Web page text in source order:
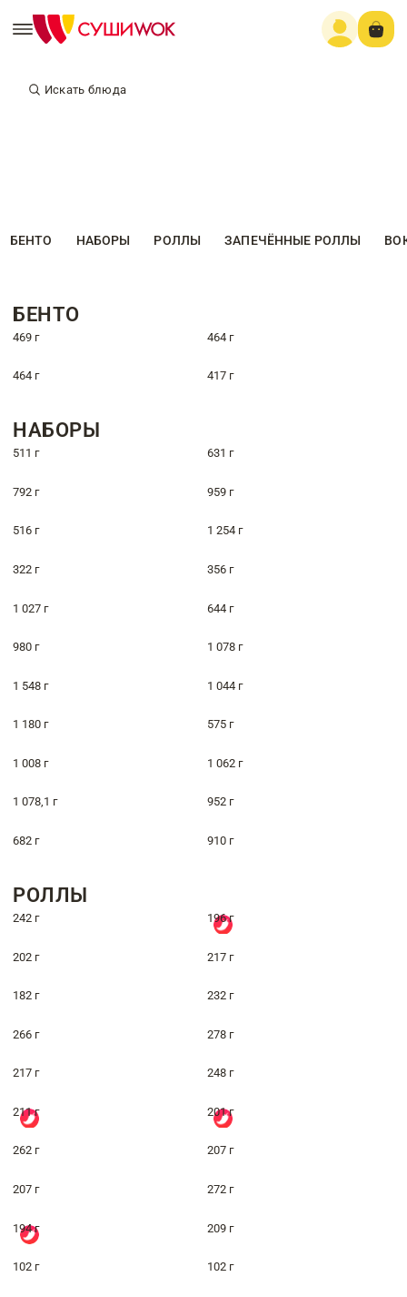
Искать блюда
БЕНТО НАБОРЫ РОЛЛЫ ЗАПЕЧЁННЫЕ РОЛЛЫ
БЕНТО
469 г 464 г
464 г 417 г
НАБОРЫ
511 г 631 г
792 г 959 г
516 г 1 254 г
322 г 356 г
1 027 г 644 г
980 г 1 078 г
1 548 г 1 044 г
1 180 г 575 г
1 008 г 1 062 г
1 078,1 г 952 г
682 г 910 г
РОЛЛЫ
242 г 196 г
202 г 217 г
182 г 232 г
266 г 278 г
217 г 248 г
211 г 201 г
262 г 207 г
207 г 272 г
194 г 209 г
102 г 102 г